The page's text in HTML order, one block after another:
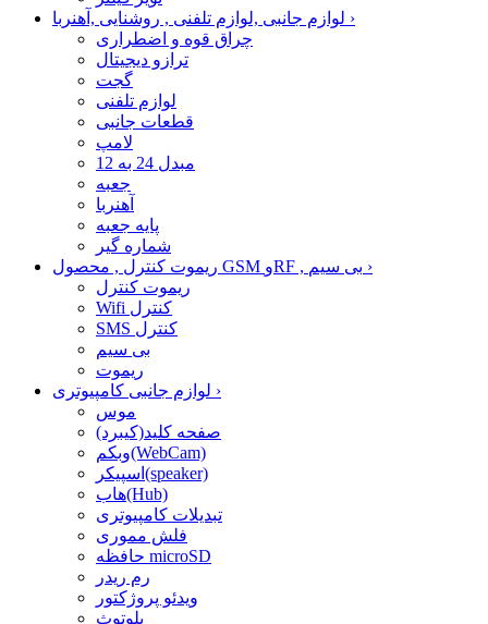
›
چراق قوه و اضطراری
ترازو دیجیتال
گجت
لوازم تلفنی
قطعات جانبی
لامپ
مبدل 24 به 12
جعبه
آهنربا
پایه جعبه
شماره گیر
›
ریموت کنترل
Wifi کنترل
SMS کنترل
بی سیم
ریموت
›
موس
صفحه کلید(کیبرد)
وبکم(WebCam)
اسپیکر(speaker)
هاب(Hub)
تبدیلات کامپیوتری
فلش مموری
حافظه microSD
رم ریدر
ویدئو پروژکتور
بلوتوث